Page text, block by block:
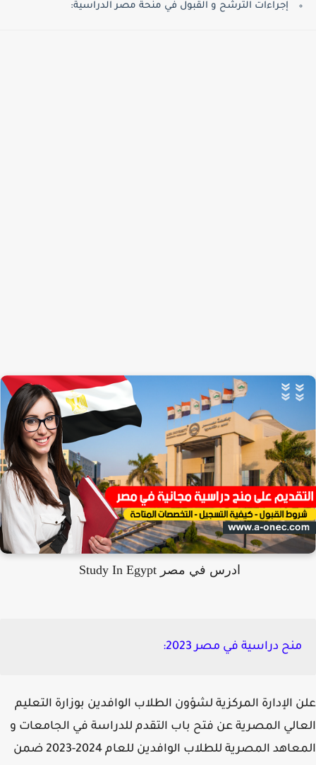
إجراءات الترشح و القبول في منحة مصر الدراسية:
ادرس في مصر Study In Egypt
منح دراسية في مصر 2023:
الإدارة المركزية لشؤون الطلاب الوافدين بوزارة التعليم
المصرية عن فتح باب التقدم للدراسة في الجامعات و
المعاهد المصرية للطلاب الوافدين للعام 2024-2023 ضمن